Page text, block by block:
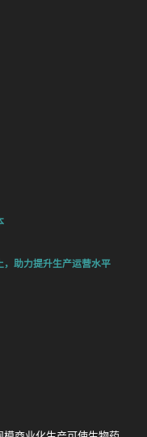
助力提升生产运营水平